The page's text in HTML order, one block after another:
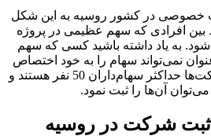
در کشور روسیه به این شکل
افرادی که سهم عظیمی در پروژه
به یاد داشته باشید کسی که سهم
نمی‌تواند سهام را به خود اختصاص
دهد. در این گونه شرکت‌ها حداکثر سهام‌داران 50 نفر هستند و
آن‌ها را ثبت نمود.
ثبت شرکت در روسیه